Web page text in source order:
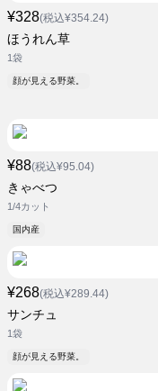
¥328(税込¥354.24)
ほうれん草
1袋
顔が見える野菜。
¥88(税込¥95.04)
きゃべつ
1/4カット
国内産
¥268(税込¥289.44)
サンチュ
1袋
顔が見える野菜。